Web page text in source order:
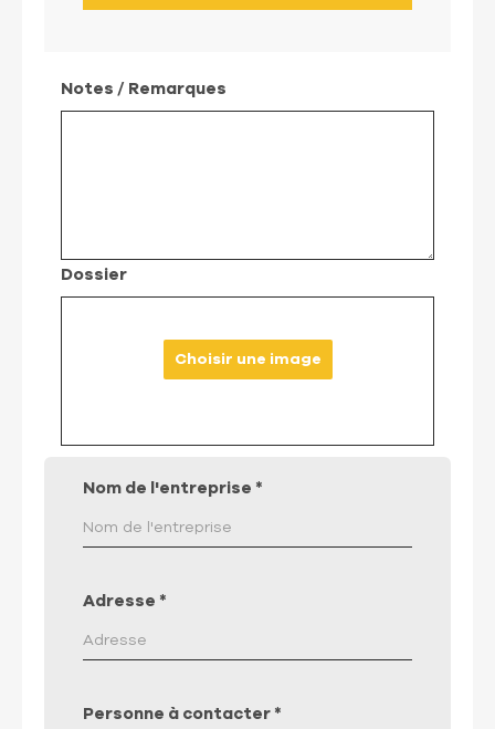
Notes / Remarques
Dossier
Choisir une image
Nom de l'entreprise *
Adresse *
Personne à contacter *